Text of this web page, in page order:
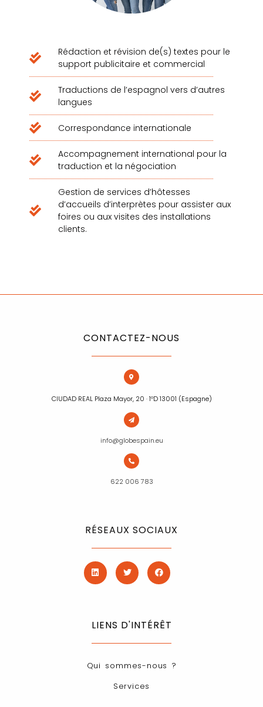
Rédaction et révision de(s) textes pour le
support publicitaire et commercial
Traductions de l’espagnol vers d’autres
langues
Correspondance internationale
Accompagnement international pour la
traduction et la négociation
Gestion de services d’hôtesses
d’accueils d’interprètes pour assister aux
foires ou aux visites des installations
clients.
CONTACTEZ-NOUS
CIUDAD REAL Plaza Mayor, 20 · 1ºD 13001 (Espagne)
info@globespain.eu
622 006 783
RÉSEAUX SOCIAUX
LIENS D'INTÉRÊT
Qui sommes-nous ?
Services